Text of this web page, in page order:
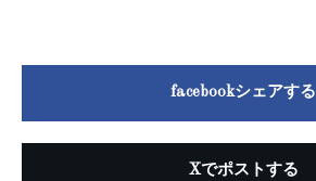
facebookシェアする
Xでポストする